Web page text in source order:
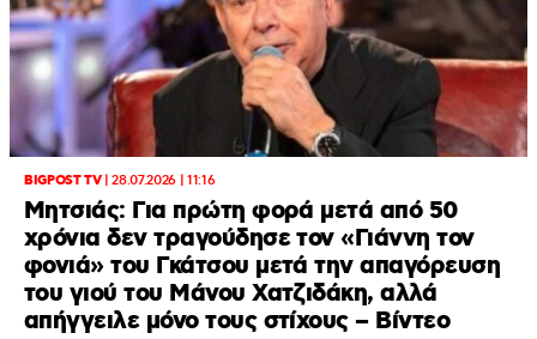
BIGPOST TV|28.07.2026 | 11:16
Μητσιάς: Για πρώτη φορά μετά από 50
χρόνια δεν τραγούδησε τον «Γιάννη τον
φονιά» του Γκάτσου μετά την απαγόρευση
του γιού του Μάνου Χατζιδάκη, αλλά
απήγγειλε μόνο τους στίχους – Βίντεο